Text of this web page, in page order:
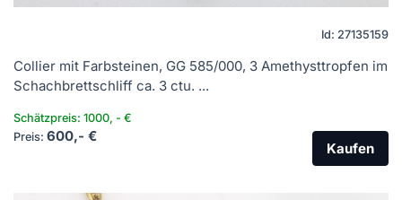
Id: 27135159
Collier mit Farbsteinen, GG 585/000, 3 Amethysttropfen im
Schachbrettschliff ca. 3 ctu. ...
Schätzpreis: 1000, - €
Preis: 600,- €
Kaufen